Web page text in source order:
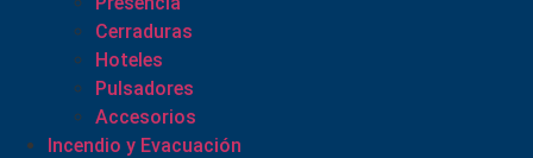
Cerraduras
Hoteles
Pulsadores
Accesorios
Incendio y Evacuación